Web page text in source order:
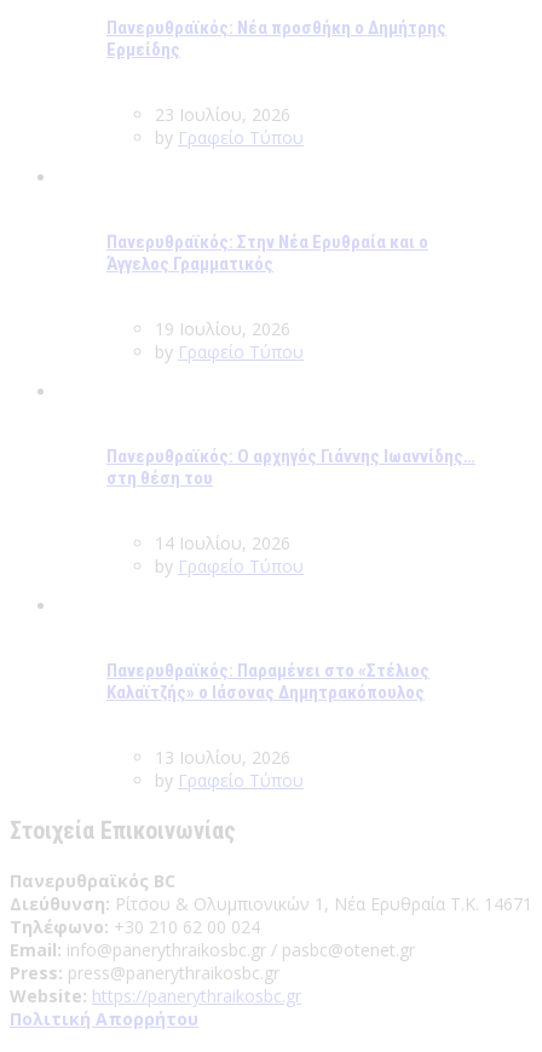
Πανερυθραϊκός: Νέα προσθήκη ο Δημήτρης
Ερμείδης
23 Ιουλίου, 2026
by Γραφείο Τύπου
Πανερυθραϊκός: Στην Νέα Ερυθραία και ο
Άγγελος Γραμματικός
19 Ιουλίου, 2026
by Γραφείο Τύπου
Πανερυθραϊκός: Ο αρχηγός Γιάννης Ιωαννίδης…
στη θέση του
14 Ιουλίου, 2026
by Γραφείο Τύπου
Πανερυθραϊκός: Παραμένει στο «Στέλιος
Καλαϊτζής» ο Ιάσονας Δημητρακόπουλος
13 Ιουλίου, 2026
by Γραφείο Τύπου
Στοιχεία Επικοινωνίας
Πανερυθραϊκός BC
Διεύθυνση: Ρίτσου & Ολυμπιονικών 1, Νέα Ερυθραία Τ.Κ. 14671
Τηλέφωνο: +30 210 62 00 024
Email: info@panerythraikosbc.gr / pasbc@otenet.gr
Press: press@panerythraikosbc.gr
Website: https://panerythraikosbc.gr
Πολιτική Απορρήτου